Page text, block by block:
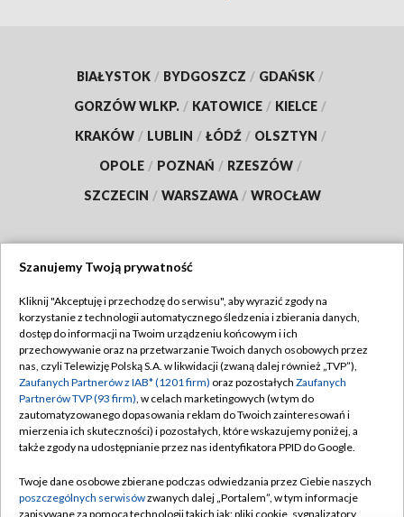
BIAŁYSTOK / BYDGOSZCZ / GDAŃSK /
GORZÓW WLKP. / KATOWICE / KIELCE /
KRAKÓW / LUBLIN / ŁÓDŹ / OLSZTYN /
OPOLE / POZNAŃ / RZESZÓW /
SZCZECIN / WARSZAWA / WROCŁAW
TVP
Abonament TVP
Emisja w TVP
Centrum informacji TVP
Naziemna Telewizja Cyfrowa
Rada Programowa
Regulamin TVP
Polityka prywatności
Moje zgody
Pomoc
Kontakt
Szanujemy Twoją prywatność
Kliknij "Akceptuję i przechodzę do serwisu", aby wyrazić zgody na
korzystanie z technologii automatycznego śledzenia i zbierania danych,
dostęp do informacji na Twoim urządzeniu końcowym i ich
przechowywanie oraz na przetwarzanie Twoich danych osobowych przez
nas, czyli Telewizję Polską S.A. w likwidacji (zwaną dalej również „TVP”),
Zaufanych Partnerów z IAB* (1201 firm) oraz pozostałych Zaufanych
Partnerów TVP (93 firm), w celach marketingowych (w tym do
zautomatyzowanego dopasowania reklam do Twoich zainteresowań i
mierzenia ich skuteczności) i pozostałych, które wskazujemy poniżej, a
także zgody na udostępnianie przez nas identyfikatora PPID do Google.
Twoje dane osobowe zbierane podczas odwiedzania przez Ciebie naszych
poszczególnych serwisówzwanych dalej „Portalem”, w tym informacje
zapisywane za pomocą technologii takich jak: pliki cookie, sygnalizatory